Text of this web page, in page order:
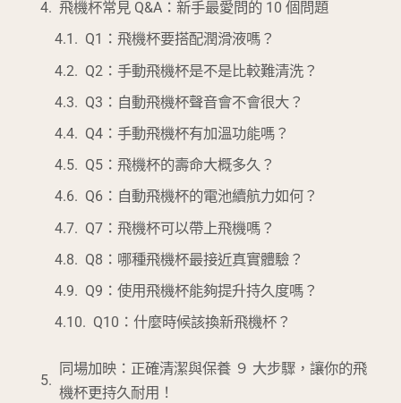
飛機杯常見 Q&A：新手最愛問的 10 個問題
Q1：飛機杯要搭配潤滑液嗎？
Q2：手動飛機杯是不是比較難清洗？
Q3：自動飛機杯聲音會不會很大？
Q4：手動飛機杯有加溫功能嗎？
Q5：飛機杯的壽命大概多久？
Q6：自動飛機杯的電池續航力如何？
Q7：飛機杯可以帶上飛機嗎？
Q8：哪種飛機杯最接近真實體驗？
Q9：使用飛機杯能夠提升持久度嗎？
Q10：什麼時候該換新飛機杯？
同場加映：正確清潔與保養 ９ 大步驟，讓你的飛
機杯更持久耐用！